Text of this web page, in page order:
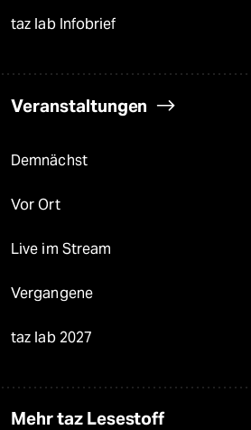
taz lab Infobrief
Veranstaltungen
Demnächst
Vor Ort
Live im Stream
Vergangene
taz lab 2027
Mehr taz Lesestoff